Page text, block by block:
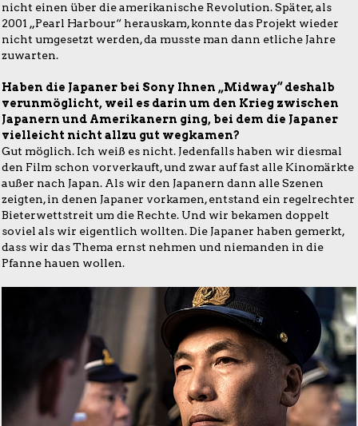
nicht einen über die amerikanische Revolution. Später, als
2001 „Pearl Harbour“ herauskam, konnte das Projekt wieder
nicht umgesetzt werden, da musste man dann etliche Jahre
zuwarten.
Haben die Japaner bei Sony Ihnen „Midway“ deshalb
verunmöglicht, weil es darin um den Krieg zwischen
Japanern und Amerikanern ging, bei dem die Japaner
vielleicht nicht allzu gut wegkamen?
Gut möglich. Ich weiß es nicht. Jedenfalls haben wir diesmal
den Film schon vorverkauft, und zwar auf fast alle Kinomärkte
außer nach Japan. Als wir den Japanern dann alle Szenen
zeigten, in denen Japaner vorkamen, entstand ein regelrechter
Bieterwettstreit um die Rechte. Und wir bekamen doppelt
soviel als wir eigentlich wollten. Die Japaner haben gemerkt,
dass wir das Thema ernst nehmen und niemanden in die
Pfanne hauen wollen.